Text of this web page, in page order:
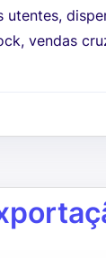
utentes,
vendas